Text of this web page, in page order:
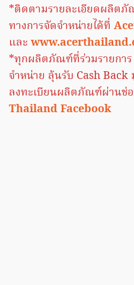
*ติดตามรายละเอียดผลิตภั
ทางการจัดจำหน่ายได้ที่
และ
*ทุกผลิตภัณฑ์ที่ร่วมรายการ
จำหน่าย ลุ้นรับ Cash
ลงทะเบียนผลิตภัณฑ์ผ่านช่
Thailand Facebook